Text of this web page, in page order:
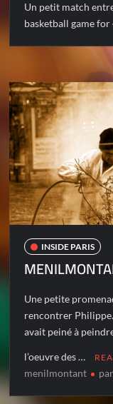
Un petit match
basketball game
INSIDE PARIS
Une petite
rencontrer
avait peiné à
l’oeuvre des …
menilmontant